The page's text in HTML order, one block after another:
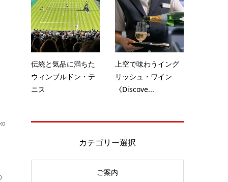
伝統と気品に満ちた
ウィンブルドン・テ
ニス
上空で味わうイング
リッシュ・ワイン
《Discove...
カテゴリー選択
ご案内